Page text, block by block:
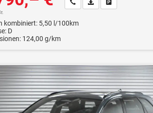
Wir rufen Sie an
Fahrzeugexposé (PDF)
Fahrzeug parken
kombiniert: 5,50 l/100km
D
124,00 g/km